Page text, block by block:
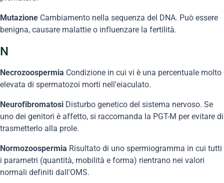
Mutazione Cambiamento nella sequenza del DNA. Può essere
benigna, causare malattie o influenzare la fertilità.
N
Necrozoospermia Condizione in cui vi è una percentuale molto
elevata di spermatozoi morti nell'eiaculato.
Neurofibromatosi Disturbo genetico del sistema nervoso. Se
uno dei genitori è affetto, si raccomanda la PGT-M per evitare di
trasmetterlo alla prole.
Normozoospermia Risultato di uno spermiogramma in cui tutti
i parametri (quantità, mobilità e forma) rientrano nei valori
normali definiti dall'OMS.